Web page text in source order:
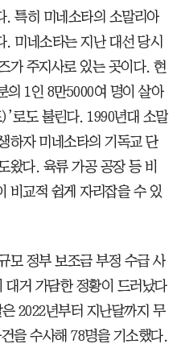
. 특히 미네소타의 소말리아
미네소타는 지난 대선 당시
가 주지사로 있는 곳이다. 현
의 1인 8만5000여 명이 살아
로도 불린다. 1990년대 소말
하자 미네소타의 기독교 단
왔다. 육류 가공 공장 등 비
비교적 쉽게 자리잡을 수 있
모 정부 보조금 부정 수급 사
대거 가담한 정황이 드러났다
2022년부터 지난달까지 무
을 수사해 78명을 기소했다.